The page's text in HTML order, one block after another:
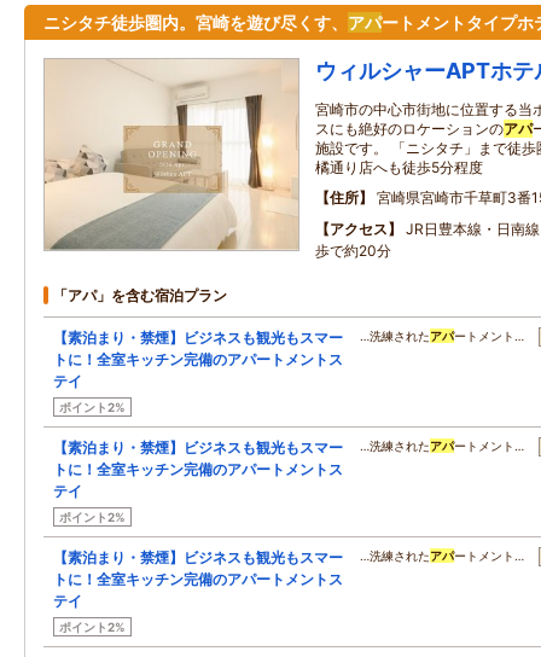
ニシタチ徒歩圏内。宮崎を遊び尽くす、 アパートメントタイプホ
ウィルシャーAPTホテ
宮崎市の中心市街地に位置する当
スにも絶好のロケーションのアパ
施設です。 「ニシタチ」まで徒
橘通り店へも徒歩5分程度
住所
宮崎県宮崎市千草町3番
アクセス
JR日豊本線・日南
歩で約20分
「アパ」を含む宿泊プラン
【素泊まり・禁煙】ビジネスも観光もスマー
トに！全室キッチン完備のアパートメントス
テイ
ポイント2%
…洗練されたアパートメント…
【素泊まり・禁煙】ビジネスも観光もスマー
トに！全室キッチン完備のアパートメントス
テイ
ポイント2%
…洗練されたアパートメント…
【素泊まり・禁煙】ビジネスも観光もスマー
トに！全室キッチン完備のアパートメントス
テイ
ポイント2%
…洗練されたアパートメント…